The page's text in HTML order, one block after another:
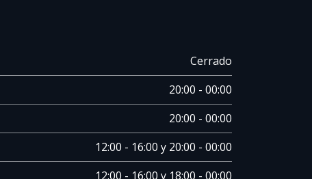
Cerrado
20:00 - 00:00
20:00 - 00:00
12:00 - 16:00 y 20:00 - 00:00
12:00 - 16:00 y 18:00 - 00:00